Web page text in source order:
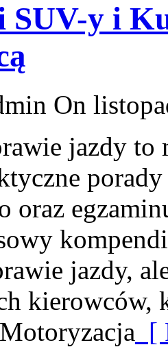
SUV-y i
On
jazdy to
oraz
jazdy,
kierowców,
[